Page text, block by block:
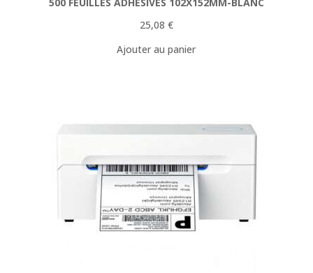
500 FEUILLES ADHESIVES 102X152MM-BLANC
25,08 €
Ajouter au panier